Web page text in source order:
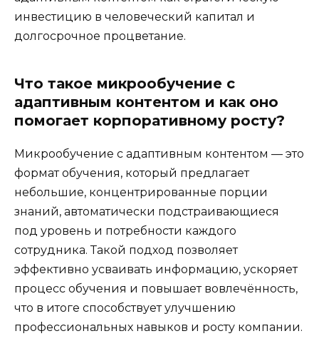
инвестицию в человеческий капитал и
долгосрочное процветание.
Что такое микрообучение с
адаптивным контентом и как оно
помогает корпоративному росту?
Микрообучение с адаптивным контентом — это
формат обучения, который предлагает
небольшие, концентрированные порции
знаний, автоматически подстраивающиеся
под уровень и потребности каждого
сотрудника. Такой подход позволяет
эффективно усваивать информацию, ускоряет
процесс обучения и повышает вовлечённость,
что в итоге способствует улучшению
профессиональных навыков и росту компании.